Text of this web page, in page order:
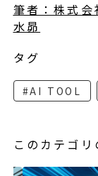
筆者：株式
水昴
タグ
#AI TOOL
このカテゴ